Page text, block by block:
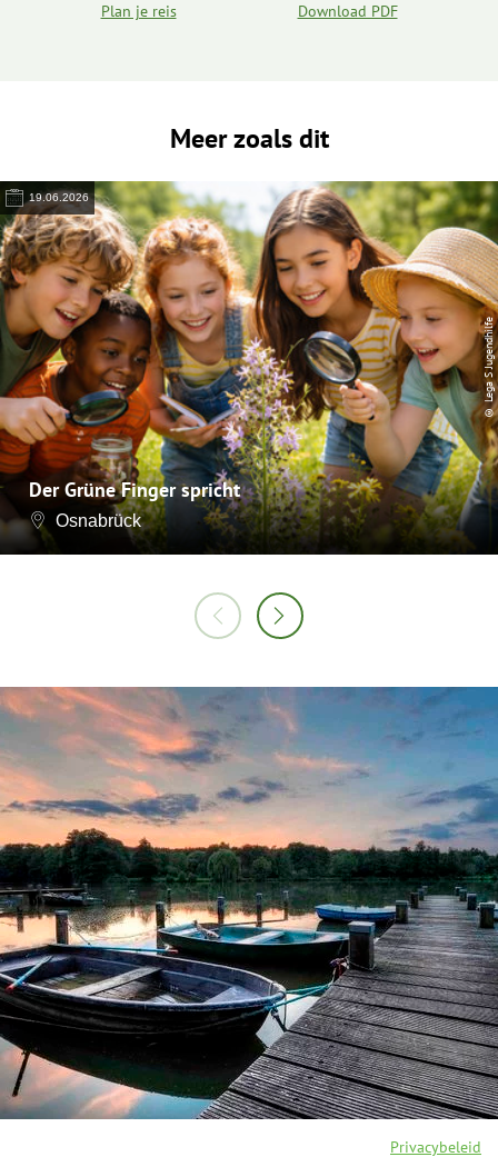
Plan je reis Download PDF
Meer zoals dit
19.06.2026
Der Grüne Finger spricht
Osnabrück
© Lega S Jugendhilfe
Privacybeleid